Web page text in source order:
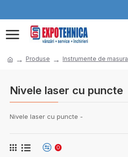
Produse Instrumente de masura
Nivele laser cu puncte
Nivele laser cu puncte -
0